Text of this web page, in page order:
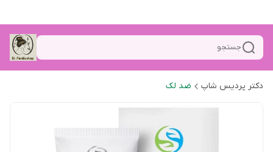
جستجو
دکتر پردیس شاپ ضد لک